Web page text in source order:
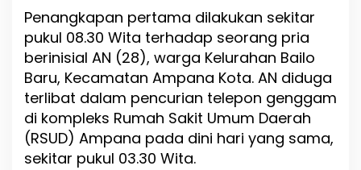
P
e
n
c
u
r
i
n
d
Penangkapan pertama dilakukan sekitar
pukul 08.30 Wita terhadap seorang pria
berinisial AN (28), warga Kelurahan Bailo
Baru, Kecamatan Ampana Kota. AN diduga
terlibat dalam pencurian telepon genggam
di kompleks Rumah Sakit Umum Daerah
(RSUD) Ampana pada dini hari yang sama,
sekitar pukul 03.30 Wita.